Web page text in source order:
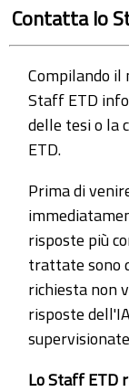
Contatta lo
Compilando il
Staff ETD
delle tesi o la
ETD.
Prima di
risposte più
trattate sono
richiesta non
risposte
Lo Staff ETD